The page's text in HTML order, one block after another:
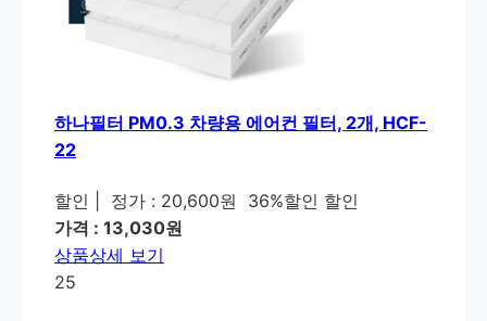
하나필터 PM0.3 차량용 에어컨 필터, 2개, HCF-
22
할인 정가 : 20,600원
36%할인 할인
가격 : 13,030원
상품상세 보기
25